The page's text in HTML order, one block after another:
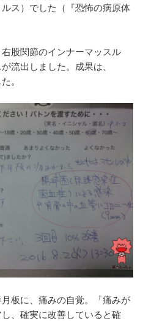
ルス）でした（『恐怖の病原体
股関節のインナーマッスル
流出しました。成果は、
。
板に、痛みの自覚。「痛みが
、確実に改善していると確